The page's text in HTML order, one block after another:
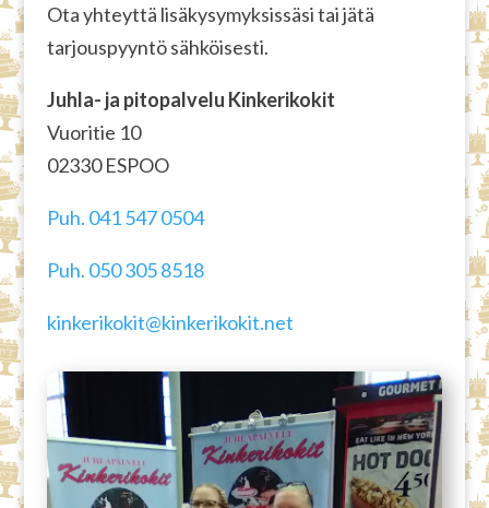
Ota yhteyttä lisäkysymyksissäsi tai jätä
tarjouspyyntö sähköisesti.
Juhla- ja pitopalvelu Kinkerikokit
Vuoritie 10
02330 ESPOO
Puh. 041 547 0504
Puh. 050 305 8518
kinkerikokit@kinkerikokit.net